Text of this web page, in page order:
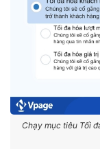
Chạy mục tiêu Tối